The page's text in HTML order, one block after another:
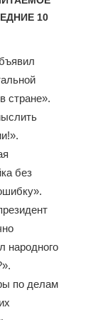
10
стране».
без
народного
по делам